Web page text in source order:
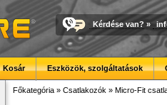
Kérdése van? »
Kosár Eszközök, szolgáltatások
Főkategória » Csatlakozók » Micro-Fit